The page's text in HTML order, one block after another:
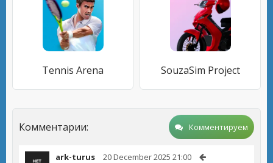
Tennis Arena SouzaSim Project
Комментарии: Комментируем
ark-turus 20 December 2025 21:00